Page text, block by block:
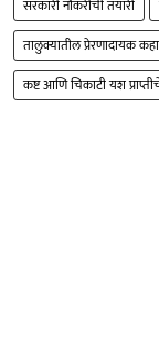
सरकारी नौकरीची तयारी
तालुक्यातील प्रेरणादायक
कष्ट आणि चिकाटी यश